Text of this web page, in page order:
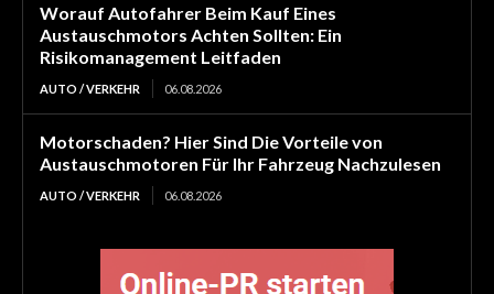
Worauf Autofahrer Beim Kauf Eines
Austauschmotors Achten Sollten: Ein
Risikomanagement Leitfaden
AUTO / VERKEHR 06.08.2026
Motorschaden? Hier Sind Die Vorteile von
Austauschmotoren Für Ihr Fahrzeug Nachzulesen
AUTO / VERKEHR 06.08.2026